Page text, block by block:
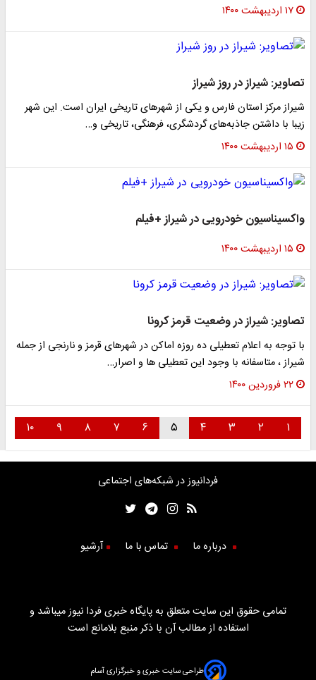
۱۷ اردیبهشت ۱۴۰۰
تصاویر: شیراز در روز شیراز
شیراز مرکز استان فارس و یکی از شهر‌های تاریخی ایران است. این شهر
زیبا با داشتن جاذبه‌های گردشگری، فرهنگی، تاریخی و…
۱۵ اردیبهشت ۱۴۰۰
واکسیناسیون خودرویی در شیراز +فیلم
۱۵ اردیبهشت ۱۴۰۰
تصاویر: شیراز در وضعیت قرمز کرونا
با توجه به اعلام تعطیلی ده روزه اماکن در شهرهای قرمز و نارنجی از جمله
شیراز ، متاسفانه با وجود این تعطیلی ها و اصرار…
۲۲ فروردین ۱۴۰۰
۱ ۲ ۳ ۴ ۵ ۶ ۷ ۸ ۹ ۱۰
فردانیوز در شبکه‌های اجتماعی
درباره ما تماس با ما آرشیو
تمامی حقوق این سایت متعلق به پایگاه خبری فردا نیوز میباشد و
استفاده از مطالب آن با ذکر منبع بلامانع است
طراحی سایت خبری و خبرگزاری آسام